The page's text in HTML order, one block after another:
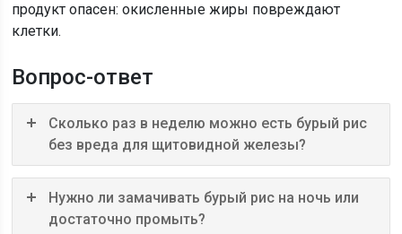
продукт опасен: окисленные жиры повреждают
клетки.
Вопрос-ответ
Сколько раз в неделю можно есть бурый рис
без вреда для щитовидной железы?
Нужно ли замачивать бурый рис на ночь или
достаточно промыть?